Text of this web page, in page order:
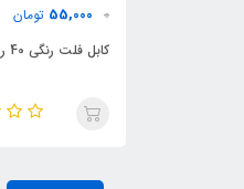
0
55,000 تومان
کابل فلت رنگی 40 رشته